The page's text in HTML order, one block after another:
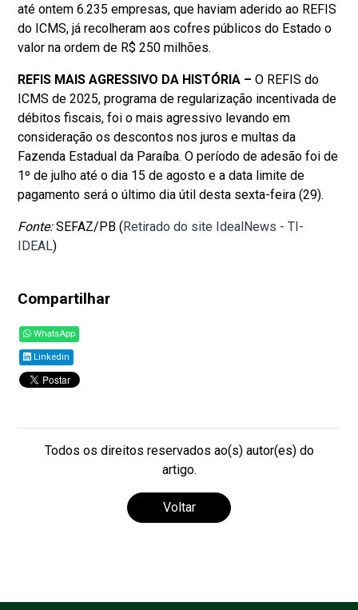
até ontem 6.235 empresas, que haviam aderido ao REFIS
do ICMS, já recolheram aos cofres públicos do Estado o
valor na ordem de R$ 250 milhões.
REFIS MAIS AGRESSIVO DA HISTÓRIA –O REFIS do
ICMS de 2025, programa de regularização incentivada de
débitos fiscais, foi o mais agressivo levando em
consideração os descontos nos juros e multas da
Fazenda Estadual da Paraíba. O período de adesão foi de
1º de julho até o dia 15 de agosto e a data limite de
pagamento será o último dia útil desta sexta-feira (29).
Fonte:SEFAZ/PB (Retirado do site IdealNews - TI-
IDEAL)
Compartilhar
WhatsApp
Linkedin
Todos os direitos reservados ao(s) autor(es) do
artigo.
Voltar